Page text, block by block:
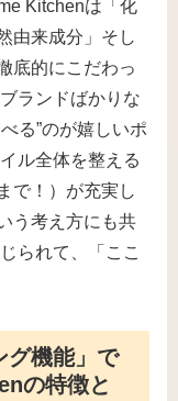
Kitchenは「化
由来成分」そし
底的にこだわっ
ランドばかりな
る”のが嬉しいポ
ル全体を整える
で！）が充実し
う考え方にも共
られて、「ここ
グ機能」で
の特徴と